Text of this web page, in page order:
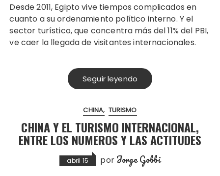
Desde 2011, Egipto vive tiempos complicados en
cuanto a su ordenamiento político interno. Y el
sector turístico, que concentra más del 11% del PBI,
ve caer la llegada de visitantes internacionales.
Seguir leyendo
CHINA TURISMO
CHINA Y EL TURISMO INTERNACIONAL,
ENTRE LOS NUMEROS Y LAS ACTITUDES
abril 15 por Jorge Gobbi